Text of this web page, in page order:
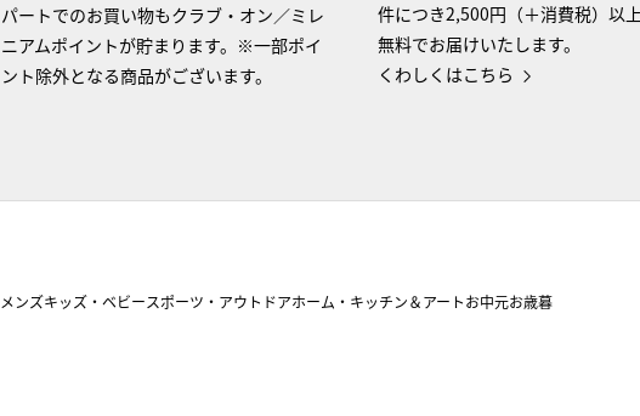
パートでのお買い物もクラブ・オン／ミレ
ニアムポイントが貯まります。※一部ポイ
ント除外となる商品がございます。
件につき2,500円（＋消費税）以
無料でお届けいたします。
くわしくはこちら
メンズキッズ・ベビースポーツ・アウトドアホーム・キッチン＆アートお中元お歳暮